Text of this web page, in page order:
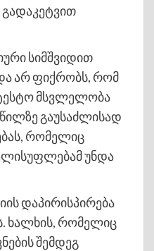
გადაკეტვით
სიმშვიდით
არ ფიქრობს, რომ
მსვლელობა
გაუსაძლისად
რომელიც
უნდა
დაპირისპირება
ხალხის, რომელიც
შემდეგ